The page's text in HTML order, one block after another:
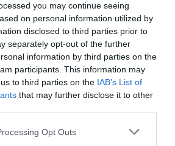
you may continue seeing
on personal information utilized by
disclosed to third parties prior to
separately opt-out of the further
information by third parties on the
participants. This information may
to third parties on the IAB’s List of
that may further disclose it to other
app uses one or more Google
Opt Outs
MAY ALSO LIKE